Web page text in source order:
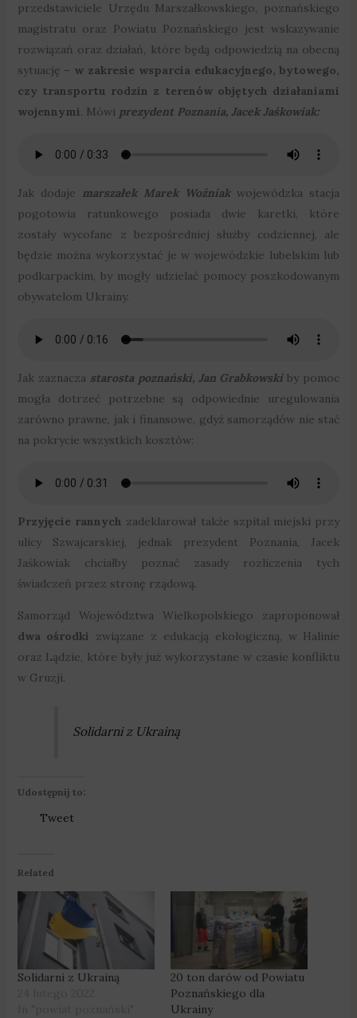
przedstawiciele Urzędu Marszałkowskiego, poznańskiego
magistratu oraz Powiatu Poznańskiego jest wskazywanie
rozwiązań oraz działań, które będą odpowiedzią na obecną
sytuację – w zakresie wsparcia edukacyjnego, bytowego,
czy transportu rodzin z terenów objętych działaniami
wojennymi. Mówi prezydent Poznania, Jacek Jaśkowiak:
Jak dodaje marszałek Marek Woźniakwojewódzka stacja
pogotowia ratunkowego posiada dwie karetki, które
zostały wycofane z bezpośredniej służby codziennej, ale
będzie można wykorzystać je w wojewódzkie lubelskim lub
podkarpackim, by mogły udzielać pomocy poszkodowanym
obywatelom Ukrainy.
Jak zaznacza starosta poznański, Jan Grabkowskiby pomoc
mogła dotrzeć potrzebne są odpowiednie uregulowania
zarówno prawne, jak i finansowe, gdyż samorządów nie stać
na pokrycie wszystkich kosztów:
Przyjęcie rannych zadeklarował także szpital miejski przy
ulicy Szwajcarskiej, jednak prezydent Poznania, Jacek
Jaśkowiak chciałby poznać zasady rozliczenia tych
świadczeń przez stronę rządową.
Samorząd Województwa Wielkopolskiego zaproponował
dwa ośrodki związane z edukacją ekologiczną, w Halinie
oraz Lądzie, które były już wykorzystane w czasie konfliktu
w Gruzji.
Solidarni z Ukrainą
Udostępnij to:
Tweet
Related
Solidarni z Ukrainą
20 ton darów od Powiatu
Poznańskiego dla
Ukrainy